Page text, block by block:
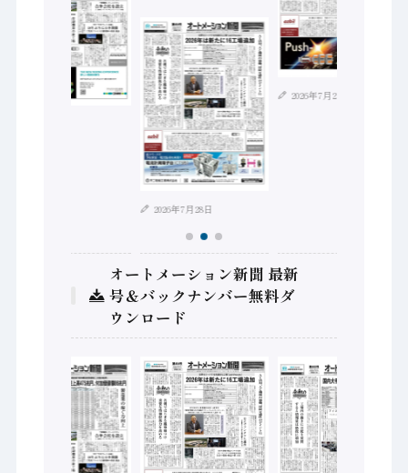
2026年7月28日
2026年7月21日
オートメーション新聞 最新
号＆バックナンバー無料ダ
ウンロード